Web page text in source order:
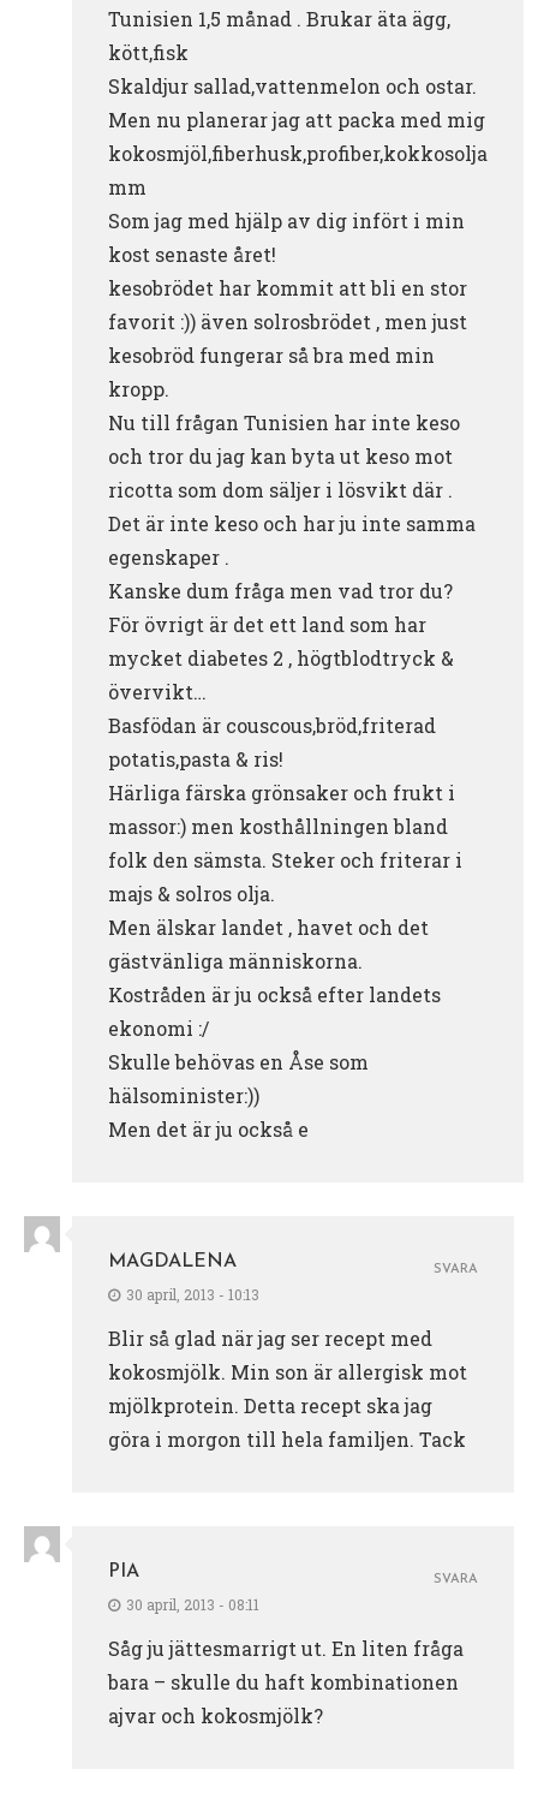
Tunisien 1,5 månad . Brukar äta ägg,
kött,fisk
Skaldjur sallad,vattenmelon och ostar.
Men nu planerar jag att packa med mig
kokosmjöl,fiberhusk,profiber,kokkosolja
mm
Som jag med hjälp av dig infört i min
kost senaste året!
kesobrödet har kommit att bli en stor
favorit :)) även solrosbrödet , men just
kesobröd fungerar så bra med min
kropp.
Nu till frågan Tunisien har inte keso
och tror du jag kan byta ut keso mot
ricotta som dom säljer i lösvikt där .
Det är inte keso och har ju inte samma
egenskaper .
Kanske dum fråga men vad tror du?
För övrigt är det ett land som har
mycket diabetes 2 , högtblodtryck &
övervikt…
Basfödan är couscous,bröd,friterad
potatis,pasta & ris!
Härliga färska grönsaker och frukt i
massor:) men kosthållningen bland
folk den sämsta. Steker och friterar i
majs & solros olja.
Men älskar landet , havet och det
gästvänliga människorna.
Kostråden är ju också efter landets
ekonomi :/
Skulle behövas en Åse som
hälsominister:))
Men det är ju också e
MAGDALENA
30 april, 2013 - 10:13
Blir så glad när jag ser recept med
kokosmjölk. Min son är allergisk mot
mjölkprotein. Detta recept ska jag
göra i morgon till hela familjen. Tack
SVARA
PIA
30 april, 2013 - 08:11
Såg ju jättesmarrigt ut. En liten fråga
bara – skulle du haft kombinationen
ajvar och kokosmjölk?
SVARA